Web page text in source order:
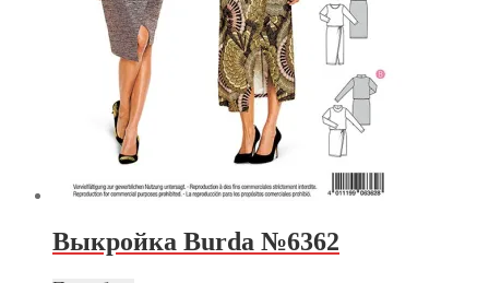
Выкройка Burda №6362